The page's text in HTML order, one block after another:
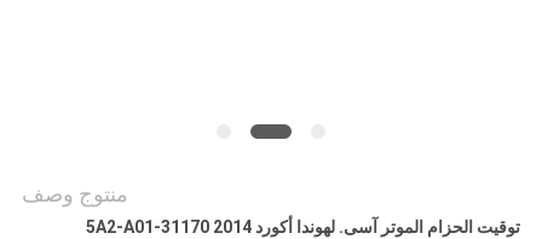
منتوج وصف
توقيت الحزام الموتر آسى. لهوندا أكورد 2014 31170-5A2-A01